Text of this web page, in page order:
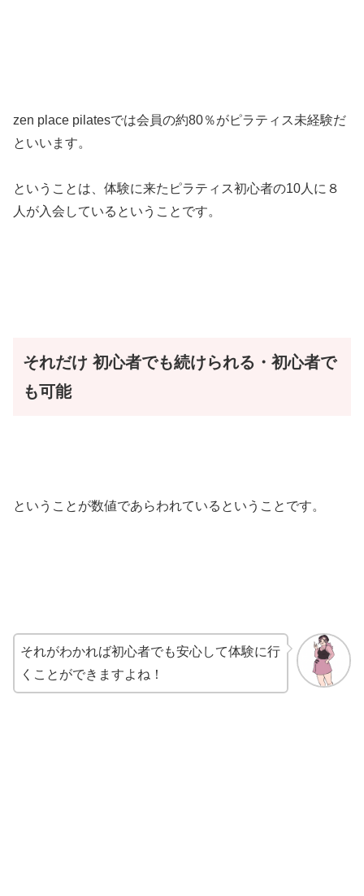
zen place pilatesでは会員の約80％がピラティス未経験だ
といいます。
ということは、体験に来たピラティス初心者の10人に８
人が入会しているということです。
それだけ 初心者でも続けられる・初心者で
も可能
ということが数値であらわれているということです。
それがわかれば初心者でも安心して体験に行
くことができますよね！